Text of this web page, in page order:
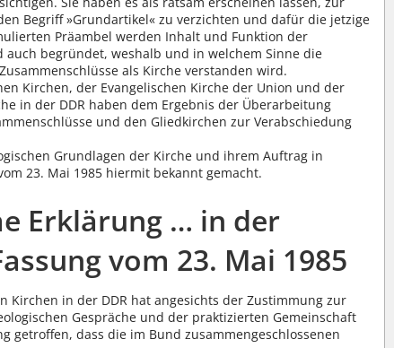
Begriff »Grundartikel« zu verzichten und dafür die jetzige
Präambel werden Inhalt und Funktion der
auch begründet, weshalb und in welchem Sinne die
als Kirche verstanden wird.
Kirchen, der Evangelischen Kirche der Union und der
in der DDR haben dem Ergebnis der Überarbeitung
und den Gliedkirchen zur Verabschiedung
Grundlagen der Kirche und ihrem Auftrag in
23. Mai 1985 hiermit bekannt gemacht.
Erklärung … in der
vom 23. Mai 1985
Kirchen in der DDR hat angesichts der Zustimmung zur
Gespräche und der praktizierten Gemeinschaft
getroffen, dass die im Bund zusammengeschlossenen